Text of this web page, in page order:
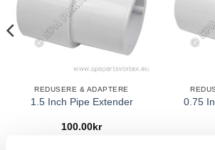
REDUSERE & ADAPTERE
1.5 Inch Pipe Extender
100.00kr
0.75